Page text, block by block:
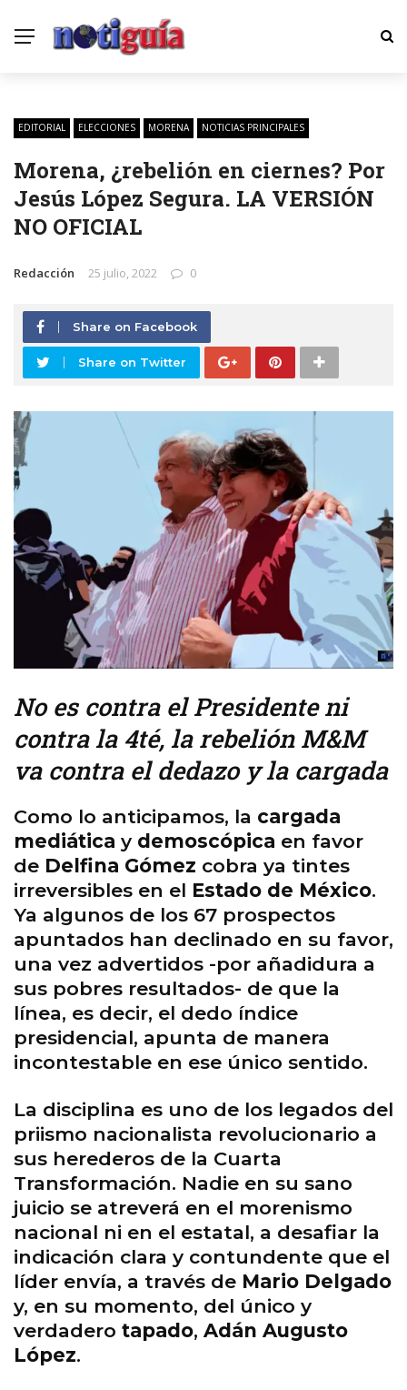
EDITORIAL ELECCIONES MORENA NOTICIAS PRINCIPALES
Morena, ¿rebelión en ciernes? Por
Jesús López Segura. LA VERSIÓN
NO OFICIAL
Redacción 25 julio, 2022 0
Share on Facebook
Share on Twitter
No es contra el Presidente ni
contra la 4té, la rebelión M&M
va contra el dedazo y la cargada
Como lo anticipamos, la cargada
mediática y demoscópica en favor
de Delfina Gómez cobra ya tintes
irreversibles en el Estado de México.
Ya algunos de los 67 prospectos
apuntados han declinado en su favor,
una vez advertidos -por añadidura a
sus pobres resultados- de que la
línea, es decir, el dedo índice
presidencial, apunta de manera
incontestable en ese único sentido.
La disciplina es uno de los legados del
priismo nacionalista revolucionario a
sus herederos de la Cuarta
Transformación. Nadie en su sano
juicio se atreverá en el morenismo
nacional ni en el estatal, a desafiar la
indicación clara y contundente que el
líder envía, a través de Mario Delgado
y, en su momento, del único y
verdadero tapado, Adán Augusto
López.